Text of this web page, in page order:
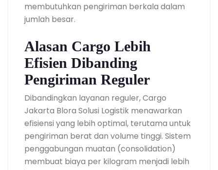
membutuhkan pengiriman berkala dalam
jumlah besar.
Alasan Cargo Lebih
Efisien Dibanding
Pengiriman Reguler
Dibandingkan layanan reguler, Cargo
Jakarta Blora Solusi Logistik menawarkan
efisiensi yang lebih optimal, terutama untuk
pengiriman berat dan volume tinggi. Sistem
penggabungan muatan (consolidation)
membuat biaya per kilogram menjadi lebih